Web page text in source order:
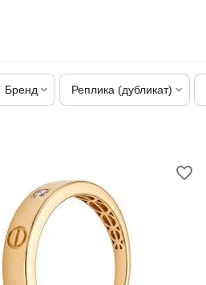
Бренд Реплика (дубликат)